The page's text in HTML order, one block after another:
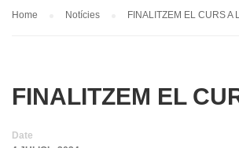
Home Notícies FINALITZEM EL CURS A
FINALITZEM EL
Date